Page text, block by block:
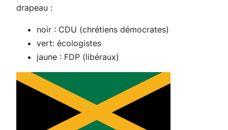
drapeau :
noir : CDU (chrétiens démocrates)
vert: écologistes
jaune : FDP (libéraux)